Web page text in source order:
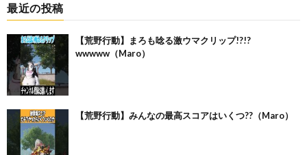
最近の投稿
【荒野行動】まろも唸る激ウマクリップ!?!?
wwwww（Maro）
【荒野行動】みんなの最高スコアはいくつ??（Maro）